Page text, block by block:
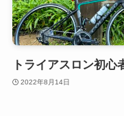
トライアスロン初
2022年8月14日